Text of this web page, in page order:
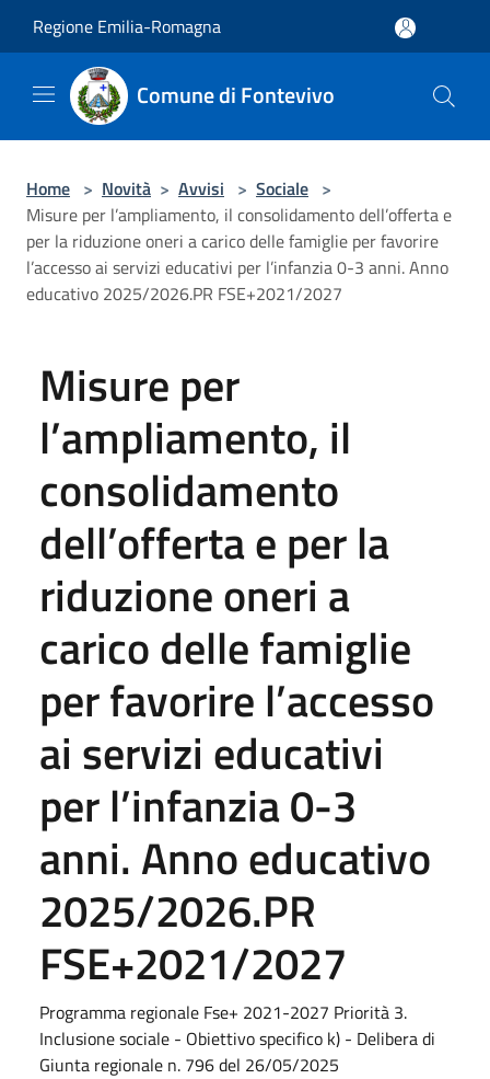
Regione Emilia-Romagna
Comune di Fontevivo
Home > Novità > Avvisi > Sociale >
Misure per l’ampliamento, il consolidamento dell’offerta e
per la riduzione oneri a carico delle famiglie per favorire
l’accesso ai servizi educativi per l’infanzia 0-3 anni. Anno
educativo 2025/2026.PR FSE+2021/2027
Misure per
l’ampliamento, il
consolidamento
dell’offerta e per la
riduzione oneri a
carico delle famiglie
per favorire l’accesso
ai servizi educativi
per l’infanzia 0-3
anni. Anno educativo
2025/2026.PR
FSE+2021/2027
Programma regionale Fse+ 2021-2027 Priorità 3.
Inclusione sociale - Obiettivo specifico k) - Delibera di
Giunta regionale n. 796 del 26/05/2025